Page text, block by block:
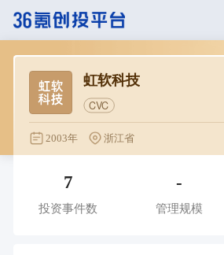
虹软科技
CVC
2003年 浙江省
7
投资事件数
-
管理规模